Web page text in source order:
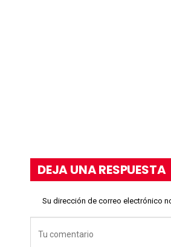
DEJA UNA RESPUESTA
Su dirección de correo electrónico